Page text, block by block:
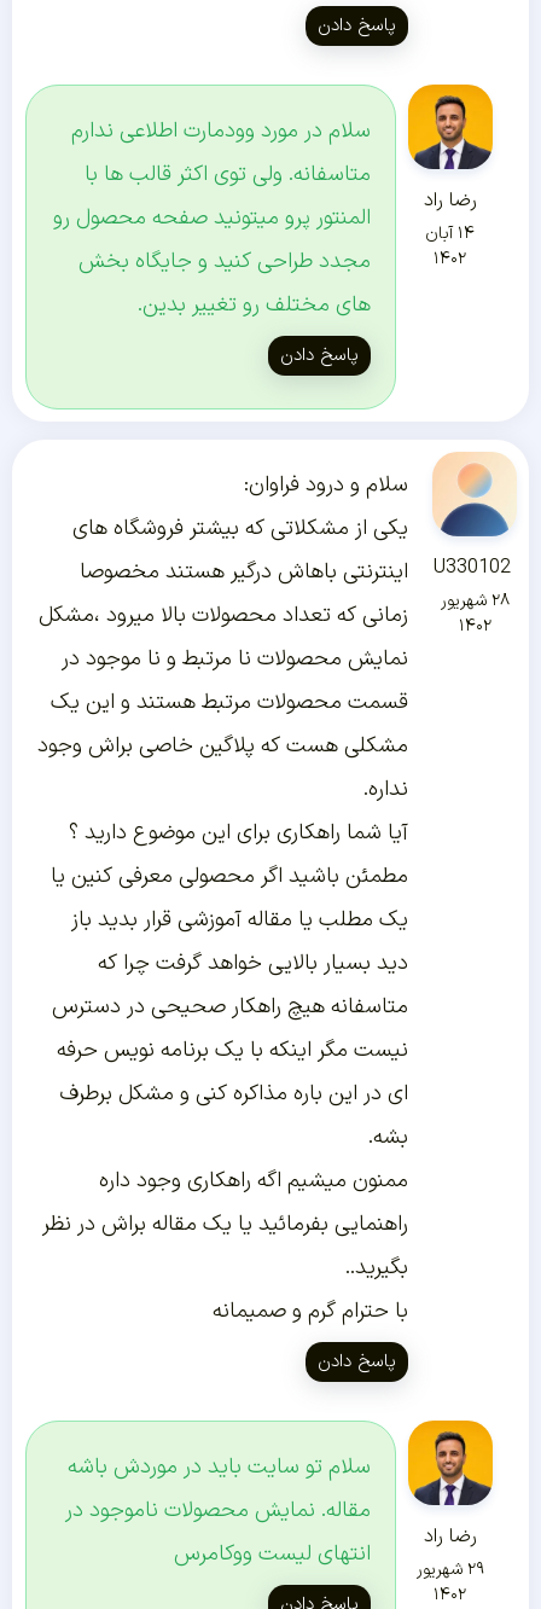
پاسخ دادن
رضا راد
۱۴ آبان
۱۴۰۲
سلام در مورد وودمارت اطلاعی ندارم
متاسفانه. ولی توی اکثر قالب ها با
المنتور پرو میتونید صفحه محصول رو
مجدد طراحی کنید و جایگاه بخش
های مختلف رو تغییر بدین.
پاسخ دادن
U330102
۲۸ شهریور
۱۴۰۲
سلام و درود فراوان:
یکی از مشکلاتی که بیشتر فروشگاه های
اینترنتی باهاش درگیر هستند مخصوصا
زمانی که تعداد محصولات بالا میرود ،مشکل
نمایش محصولات نا مرتبط و نا موجود در
قسمت محصولات مرتبط هستند و این یک
مشکلی هست که پلاگین خاصی براش وجود
نداره.
آیا شما راهکاری برای این موضوع دارید ؟
مطمئن باشید اگر محصولی معرفی کنین یا
یک مطلب یا مقاله آموزشی قرار بدید باز
دید بسیار بالایی خواهد گرفت چرا که
متاسفانه هیچ راهکار صحیحی در دسترس
نیست مگر اینکه با یک برنامه نویس حرفه
ای در این باره مذاکره کنی و مشکل برطرف
بشه.
ممنون میشیم اگه راهکاری وجود داره
راهنمایی بفرمائید یا یک مقاله براش در نظر
بگیرید..
با حترام گرم و صمیمانه
پاسخ دادن
رضا راد
۲۹ شهریور
۱۴۰۲
سلام تو سایت باید در موردش باشه
مقاله. نمایش محصولات ناموجود در
انتهای لیست ووکامرس